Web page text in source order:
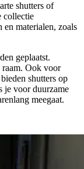
shutters of
collectie
en materialen, zoals
geplaatst.
Ook voor
shutters op
je voor duurzame
meegaat.